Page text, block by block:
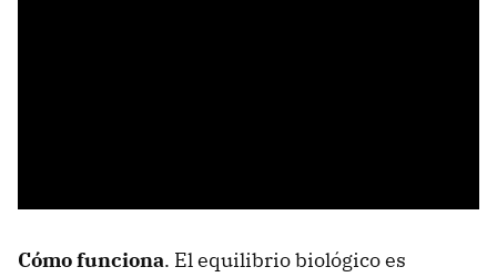
Cómo funciona. El equilibrio biológico es